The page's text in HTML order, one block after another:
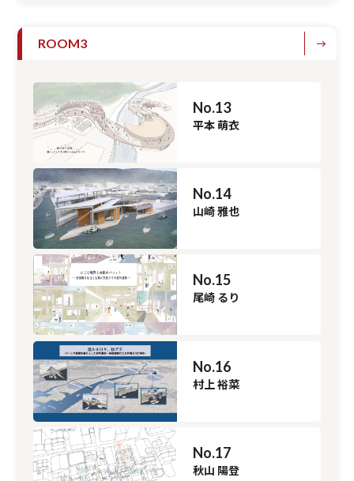
ROOM3
No.13
平本 萌衣
No.14
山崎 雅也
No.15
尾崎 るり
No.16
村上 裕菜
No.17
秋山 陽登